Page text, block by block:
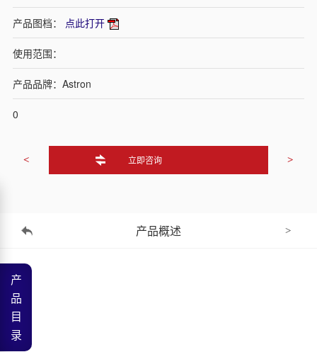
< >
产品图档： 点此打开
使用范围：
产品品牌：Astron
0
立即咨询
产品概述 >
产
品
目
录